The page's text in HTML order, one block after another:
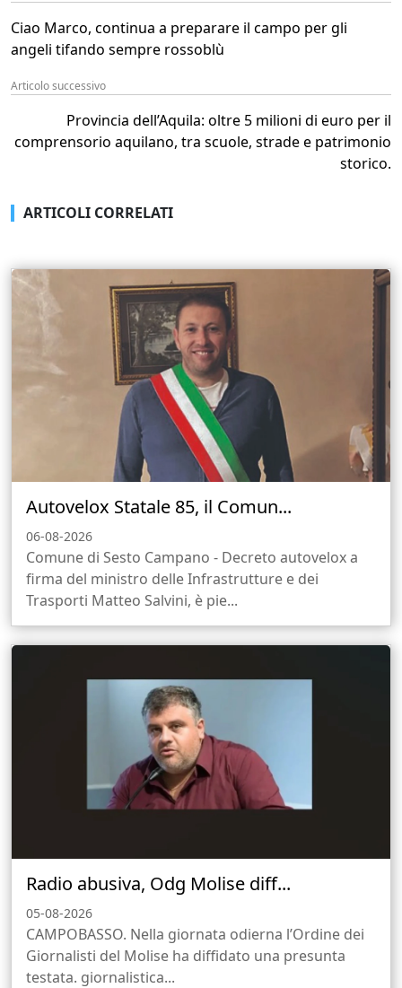
Ciao Marco, continua a preparare il campo per gli
angeli tifando sempre rossoblù
Articolo successivo
Provincia dell’Aquila: oltre 5 milioni di euro per il
comprensorio aquilano, tra scuole, strade e patrimonio
storico.
ARTICOLI CORRELATI
Autovelox Statale 85, il Comun...
06-08-2026
Comune di Sesto Campano - Decreto autovelox a
firma del ministro delle Infrastrutture e dei
Trasporti Matteo Salvini, è pie...
Radio abusiva, Odg Molise diff...
05-08-2026
CAMPOBASSO. Nella giornata odierna l’Ordine dei
Giornalisti del Molise ha diffidato una presunta
testata. giornalistica...